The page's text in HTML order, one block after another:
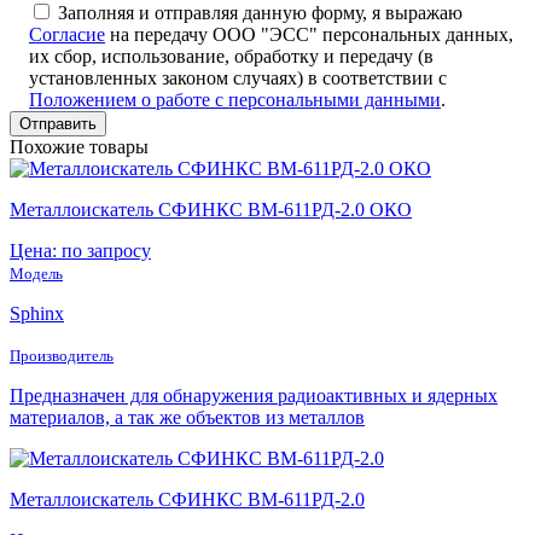
Заполняя и отправляя данную форму, я выражаю
Согласие на передачу ООО "ЭСС" персональных данных,
их сбор, использование, обработку и передачу (в
установленных законом случаях) в соответствии с
Положением о работе с персональными данными.
Похожие товары
Металлоискатель СФИНКС ВМ-611РД-2.0 ОКО
Цена: по запросу
Модель
Sphinx
Производитель
Предназначен для обнаружения радиоактивных и ядерных
материалов, а так же объектов из металлов
Металлоискатель СФИНКС ВМ-611РД-2.0